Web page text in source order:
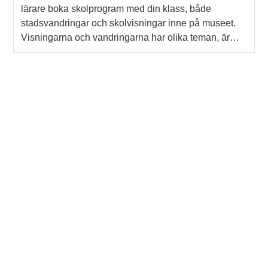
lärare boka skolprogram med din klass, både
stadsvandringar och skolvisningar inne på museet.
Visningarna och vandringarna har olika teman, är…